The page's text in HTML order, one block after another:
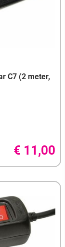
C7 (2 meter,
€ 11,00